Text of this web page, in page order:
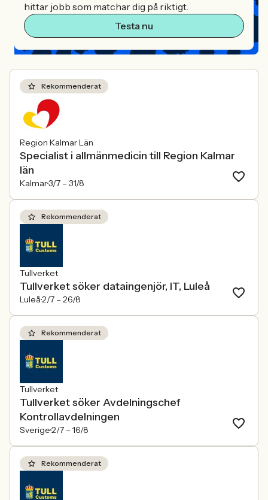
hittar jobb som matchar dig på riktigt.
Testa nu
Rekommenderat
Region Kalmar Län
Specialist i allmänmedicin till Region Kalmar
län
Kalmar3/7 – 31/8
Rekommenderat
Tullverket
Tullverket söker dataingenjör, IT, Luleå
Luleå2/7 – 26/8
Rekommenderat
Tullverket
Tullverket söker Avdelningschef
Kontrollavdelningen
Sverige2/7 – 16/8
Rekommenderat